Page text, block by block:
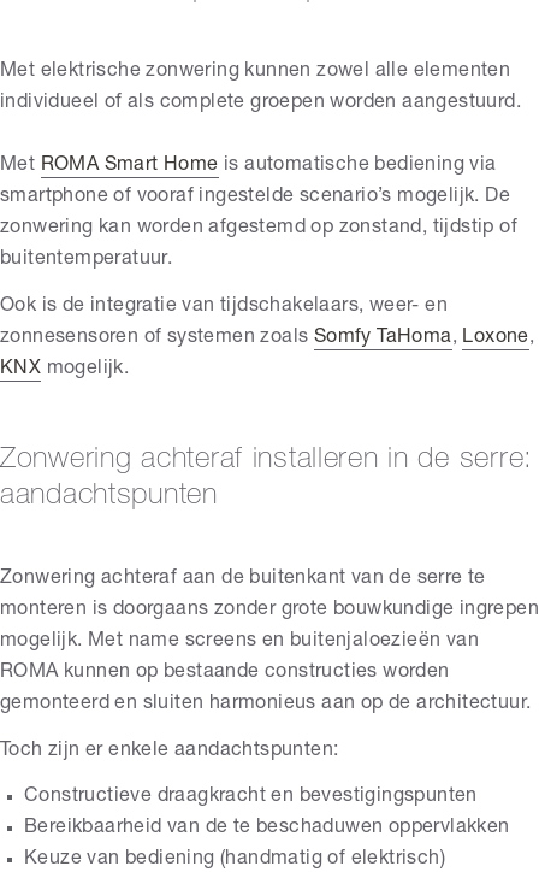
Met elektrische zonwering kunnen zowel alle elementen
individueel of als complete groepen worden aangestuurd.
Met ROMA Smart Home is automatische bediening via
smartphone of vooraf ingestelde scenario’s mogelijk. De
zonwering kan worden afgestemd op zonstand, tijdstip of
buitentemperatuur.
Ook is de integratie van tijdschakelaars, weer- en
zonnesensoren of systemen zoals Somfy TaHoma, Loxone,
KNX mogelijk.
Zonwering achteraf installeren in de serre:
aandachtspunten
Zonwering achteraf aan de buitenkant van de serre te
monteren is doorgaans zonder grote bouwkundige ingrepen
mogelijk. Met name screens en buitenjaloezieën van
ROMA kunnen op bestaande constructies worden
gemonteerd en sluiten harmonieus aan op de architectuur.
Toch zijn er enkele aandachtspunten:
Constructieve draagkracht en bevestigingspunten
Bereikbaarheid van de te beschaduwen oppervlakken
Keuze van bediening (handmatig of elektrisch)